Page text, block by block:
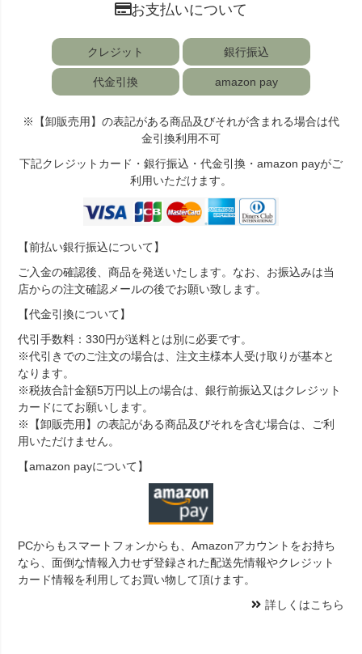
お支払いについて
クレジット 銀行振込
代金引換 amazon pay
※【卸販売用】の表記がある商品及びそれが含まれる場合は代
金引換利用不可
下記クレジットカード・銀行振込・代金引換・amazon payがご
利用いただけます。
【前払い銀行振込について】
ご入金の確認後、商品を発送いたします。なお、お振込みは当
店からの注文確認メールの後でお願い致します。
【代金引換について】
代引手数料：330円が送料とは別に必要です。
※代引きでのご注文の場合は、注文主様本人受け取りが基本と
なります。
※税抜合計金額5万円以上の場合は、銀行前振込又はクレジット
カードにてお願いします。
※【卸販売用】の表記がある商品及びそれを含む場合は、ご利
用いただけません。
【amazon payについて】
PCからもスマートフォンからも、Amazonアカウントをお持ち
なら、面倒な情報入力せず登録された配送先情報やクレジット
カード情報を利用してお買い物して頂けます。
詳しくはこちら